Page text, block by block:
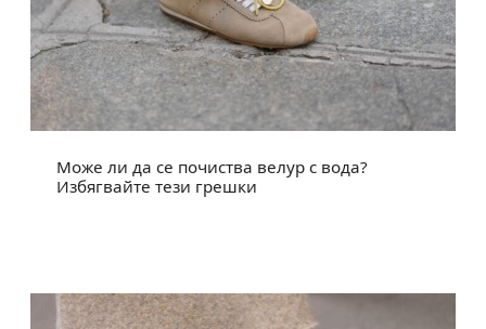
Може ли да се почиства велур с вода?
Избягвайте тези грешки